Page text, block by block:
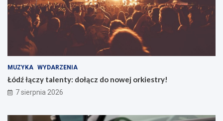
MUZYKA WYDARZENIA
Łódź łączy talenty: dołącz do nowej orkiestry!
7 sierpnia 2026